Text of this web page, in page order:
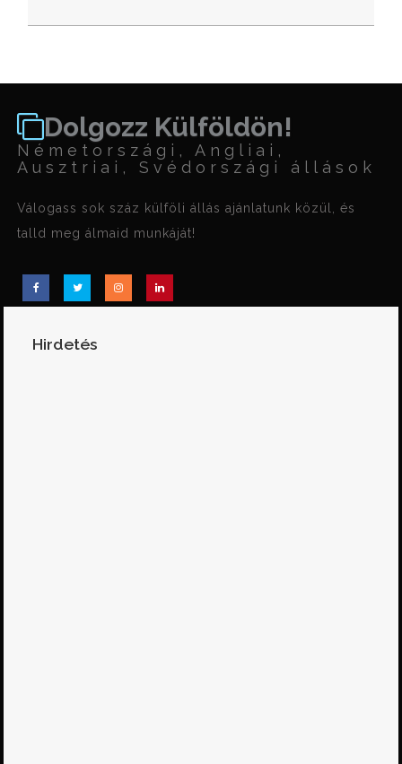
Dolgozz Külföldön!
Németországi, Angliai,
Ausztriai, Svédországi állások
Válogass sok száz külföli állás ajánlatunk közül, és
talld meg álmaid munkáját!
Hirdetés